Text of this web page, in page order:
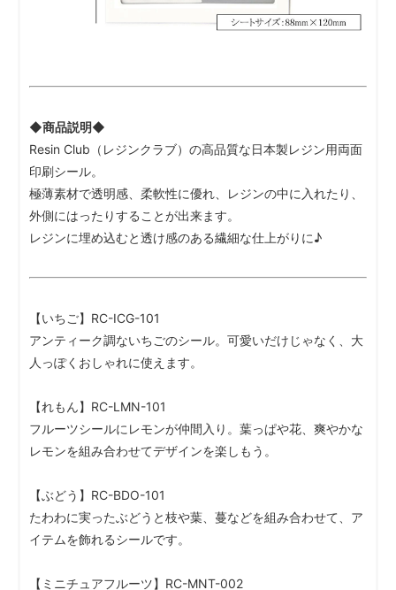
◆商品説明◆
Resin Club（レジンクラブ）の高品質な日本製レジン用両面
印刷シール。
極薄素材で透明感、柔軟性に優れ、レジンの中に入れたり、
外側にはったりすることが出来ます。
レジンに埋め込むと透け感のある繊細な仕上がりに♪
【いちご】RC-ICG-101
アンティーク調ないちごのシール。可愛いだけじゃなく、大
人っぽくおしゃれに使えます。
【れもん】RC-LMN-101
フルーツシールにレモンが仲間入り。葉っぱや花、爽やかな
レモンを組み合わせてデザインを楽しもう。
【ぶどう】RC-BDO-101
たわわに実ったぶどうと枝や葉、蔓などを組み合わせて、ア
イテムを飾れるシールです。
【ミニチュアフルーツ】RC-MNT-002